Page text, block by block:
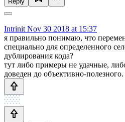
Intrinit Nov 30 2018 at 15:37
я правильно понимаю, что
специально для определенного
дублирования кода?
тут либо примеры не удачные,
доведен до объективно-полезного.